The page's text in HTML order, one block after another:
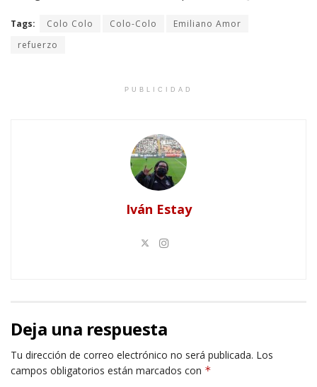
Tags: Colo Colo Colo-Colo
Emiliano Amor
refuerzo
PUBLICIDAD
Iván Estay
Deja una respuesta
Tu dirección de correo electrónico no será publicada. Los
campos obligatorios están marcados con *